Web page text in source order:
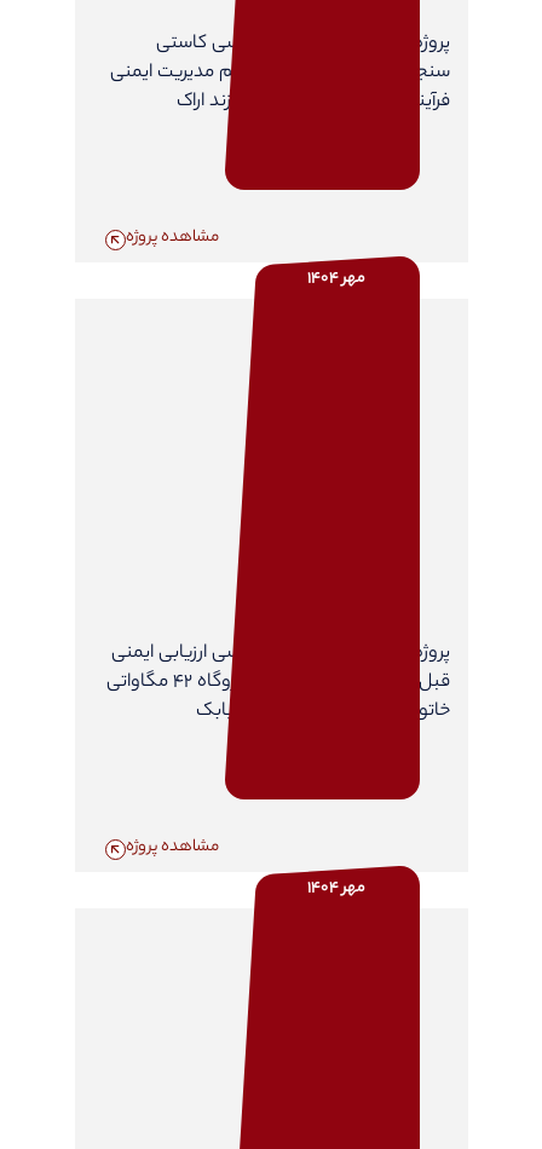
پروژه مطالعات مشاوره مهندسی کاستی
سنجی(Gap Analysis) سیستم مدیریت ایمنی
فرآیند در شرکت پتروشیمی شازند اراک
مشاهده پروژه
مهر 1404
پروژه مطالعات مشاوره مهندسی ارزیابی ایمنی
قبل از راه اندازی (PSSR) در نیروگاه 42 مگاواتی
خاتون آباد - مجتمع مس شهربابک
مشاهده پروژه
مهر 1404